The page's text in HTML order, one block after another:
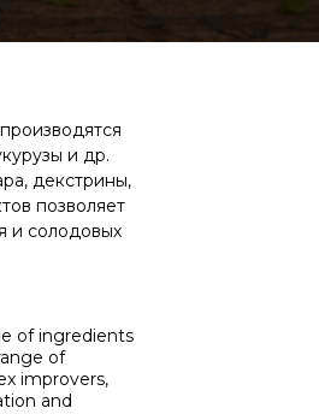
и др.
декстрины,
позволяет
и солодовых
of ingredients
of
improvers,
and